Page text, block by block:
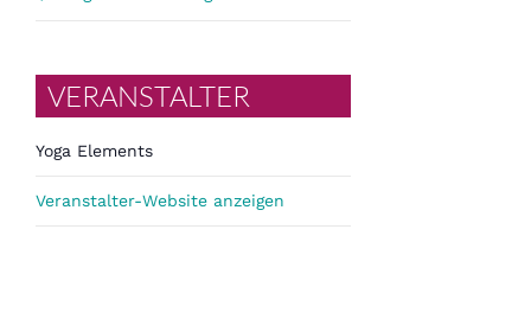
VERANSTALTER
Yoga Elements
Veranstalter-Website anzeigen